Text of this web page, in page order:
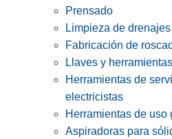
Prensado
Limpieza de drenajes
Fabricación de
Llaves y
Herramientas de
electricistas
Herramientas de
Aspiradoras para